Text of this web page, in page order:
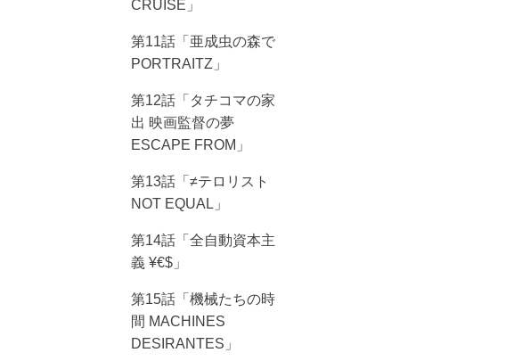
CRUISE」
第11話「亜成虫の森で
PORTRAITZ」
第12話「タチコマの家
出 映画監督の夢
ESCAPE FROM」
第13話「≠テロリスト
NOT EQUAL」
第14話「全自動資本主
義 ¥€$」
第15話「機械たちの時
間 MACHINES
DESIRANTES」